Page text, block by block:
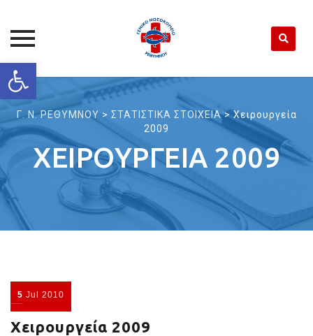
Open toolbar
Skip
to
content
Γ. Ν. ΡΕΘΥΜΝΟΥ > ΣΤΑΤΙΣΤΙΚΑ ΣΤΟΙΧΕΙΑ> Χειρουργεία
2009
ΧΕΙΡΟΥΡΓΕΊΑ 2009
5 Jul 2010
Χειρουργεία 2009